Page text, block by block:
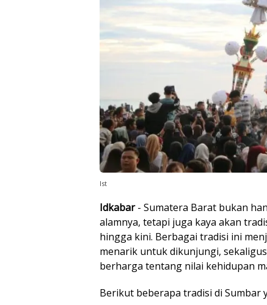
Ist
Idkabar- Sumatera Barat bukan
alamnya, tetapi juga kaya akan
hingga kini. Berbagai tradisi ini
menarik untuk dikunjungi,
berharga tentang nilai kehidupan
Berikut beberapa tradisi di Sumbar